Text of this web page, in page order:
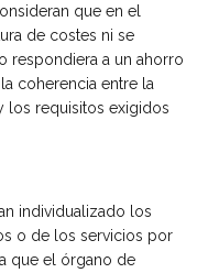
que en el
de costes ni se
respondiera a un ahorro
coherencia entre la
los requisitos exigidos
individualizado los
o de los servicios por
que el órgano de